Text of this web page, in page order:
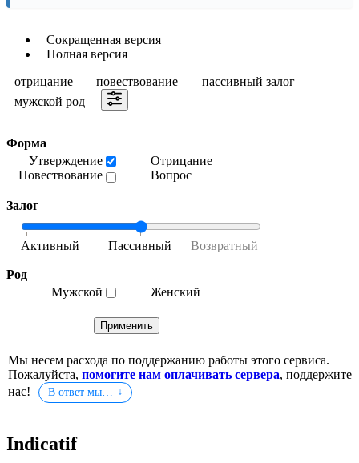
Сокращенная версия
Полная версия
отрицание
повествование
пассивный залог
мужской род
Форма
Утверждение
Повествование
Отрицание
Вопрос
Залог
Род
Мужской
Женский
Мы несем расхода по поддержанию работы этого сервиса.
Пожалуйста, помогите нам оплачивать сервера, поддержите
нас!
В ответ мы…
Indicatif